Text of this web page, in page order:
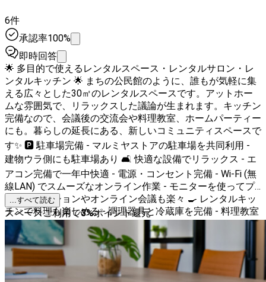
6件
承認率100%
即時回答
🌟 多目的で使えるレンタルスペース・レンタルサロン・レ
ンタルキッチン 🌟 まちの公民館のように、誰もが気軽に集
える広々とした30㎡のレンタルスペースです。アットホー
ムな雰囲気で、リラックスした議論が生まれます。キッチン
完備なので、会議後の交流会や料理教室、ホームパーティー
にも。暮らしの延長にある、新しいコミュニティスペースで
す✨ 🅿️ 駐車場完備 - マルミヤストアの駐車場を共同利用 -
建物ウラ側にも駐車場あり 🛋️ 快適な設備でリラックス - エ
アコン完備で一年中快適 - 電源・コンセント完備 - Wi-Fi (無
線LAN) でスムーズなオンライン作業 - モニターを使ってプ
レゼンテーションやオンライン会議も楽々 🍳 レンタルキッ
チンで料理も楽しめる - 調理器具と冷蔵庫を完備 - 料理教室
や食事会にも最適 🧘‍♀️ 多様な用途に対応 - テレワークやオフ
サイトミーティングでの集中作業 - ヨガやワークショップで
のリフレッシュ - マッサージや美容レッスンでの癒しの時間
- 交流会やミートアップでの新しい出会い 👥 広々とした空
間で20名まで対応可能 - 椅子とテーブルを自由に配置して、
...すべて読む
スペースご利用で3%ポイント還元